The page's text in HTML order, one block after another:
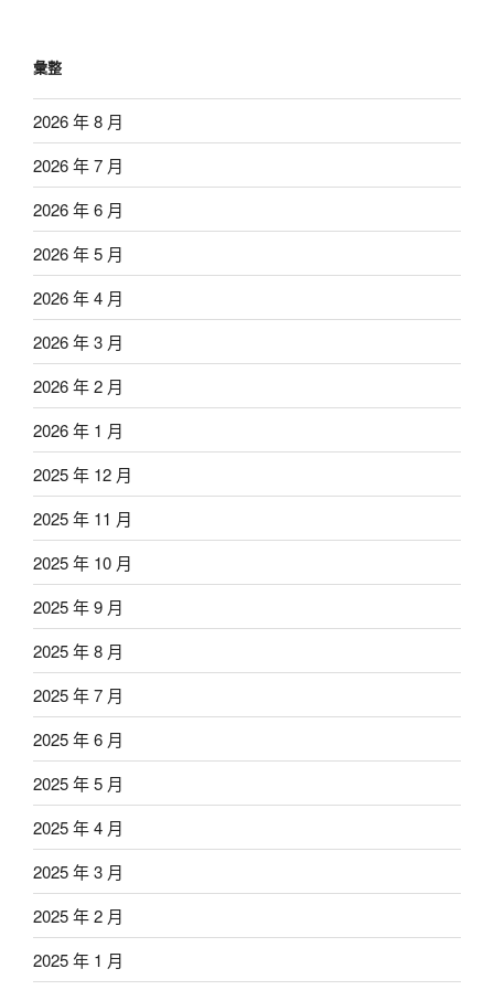
彙整
2026 年 8 月
2026 年 7 月
2026 年 6 月
2026 年 5 月
2026 年 4 月
2026 年 3 月
2026 年 2 月
2026 年 1 月
2025 年 12 月
2025 年 11 月
2025 年 10 月
2025 年 9 月
2025 年 8 月
2025 年 7 月
2025 年 6 月
2025 年 5 月
2025 年 4 月
2025 年 3 月
2025 年 2 月
2025 年 1 月